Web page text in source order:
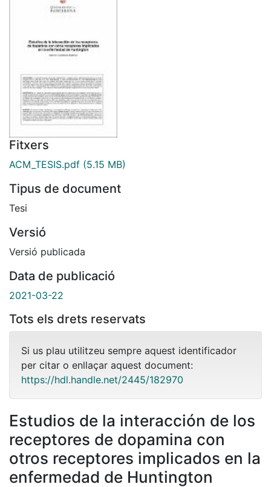
Fitxers
ACM_TESIS.pdf (5.15 MB)
Tipus de document
Tesi
Versió
Versió publicada
Data de publicació
2021-03-22
Tots els drets reservats
Si us plau utilitzeu sempre aquest identificador
per citar o enllaçar aquest document:
https://hdl.handle.net/2445/182970
Estudios de la interacción de los
receptores de dopamina con
otros receptores implicados en la
enfermedad de Huntington